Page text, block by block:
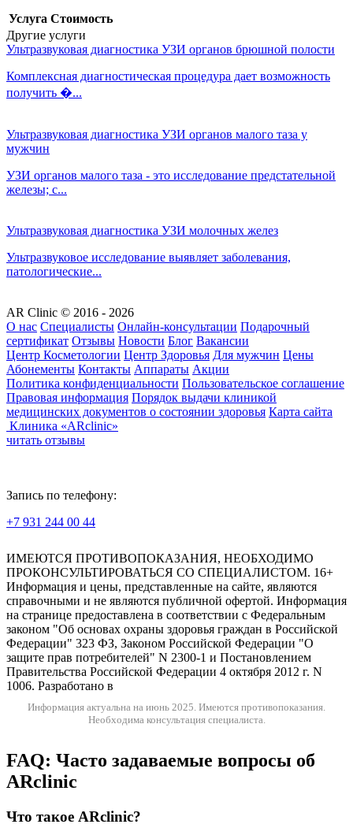
Услуга Стоимость
Другие услуги
Ультразвуковая диагностика УЗИ органов брюшной полости
Комплексная диагностическая процедура дает возможность
получить �...
Ультразвуковая диагностика УЗИ органов малого таза у
мужчин
УЗИ органов малого таза - это исследование предстательной
железы; с...
Ультразвуковая диагностика УЗИ молочных желез
Ультразвуковое исследование выявляет заболевания,
патологические...
AR Clinic © 2016 - 2026
О нас Специалисты Онлайн-консультации Подарочный
сертификат Отзывы Новости Блог Вакансии
Центр Косметологии Центр Здоровья Для мужчин Цены
Абонементы Контакты Аппараты Акции
Политика конфиденциальности Пользовательское соглашение
Правовая информация Порядок выдачи клиникой
медицинских документов о состоянии здоровья Карта сайта
Клиника «ARclinic»
читать отзывы
Запись по телефону:
+7 931 244 00 44
ИМЕЮТСЯ ПРОТИВОПОКАЗАНИЯ, НЕОБХОДИМО
ПРОКОНСУЛЬТИРОВАТЬСЯ СО СПЕЦИАЛИСТОМ. 16+
Информация и цены, представленные на сайте, являются
справочными и не являются публичной офертой. Информация
на странице предоставлена в соответствии с Федеральным
законом "Об основах охраны здоровья граждан в Российской
Федерации" 323 ФЗ, Законом Российской Федерации "О
защите прав потребителей" N 2300-1 и Постановлением
Правительства Российской Федерации 4 октября 2012 г. N
1006. Разработано в
Информация актуальна на июнь 2025. Имеются противопоказания.
Необходима консультация специалиста.
FAQ: Часто задаваемые вопросы об
ARclinic
Что такое ARclinic?